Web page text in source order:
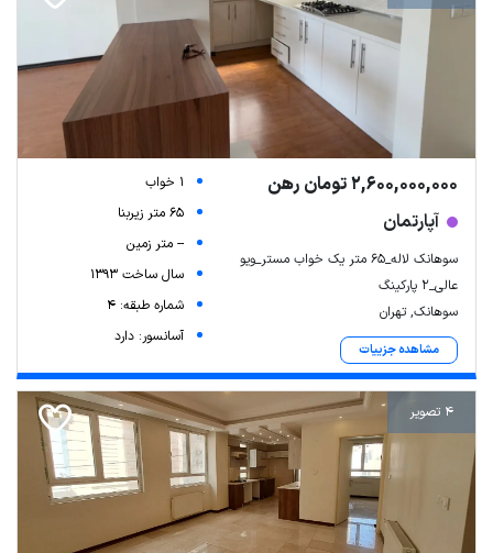
2,600,000,000 تومان رهن
آپارتمان
سوهانک لاله_۶۵ متر یک خواب مستر_ویو
عالی_۲ پارکینگ
سوهانک, تهران
مشاهده جزییات
1 خواب
65 متر زیربنا
-- متر زمین
سال ساخت 1393
شماره طبقه: 4
آسانسور: دارد
4 تصویر